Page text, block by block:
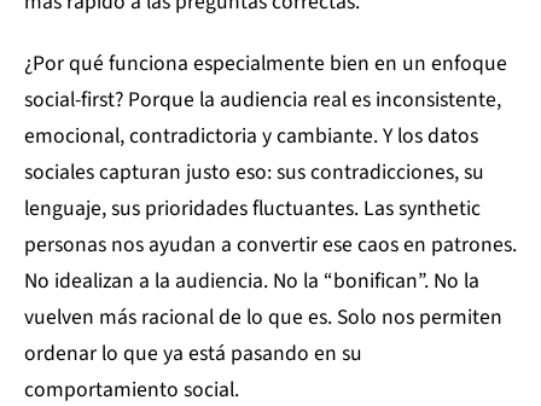
¿Por qué funciona especialmente bien en un enfoque
social-first? Porque la audiencia real es inconsistente,
emocional, contradictoria y cambiante. Y los datos
sociales capturan justo eso: sus contradicciones, su
lenguaje, sus prioridades fluctuantes. Las synthetic
personas nos ayudan a convertir ese caos en patrones.
No idealizan a la audiencia. No la “bonifican”. No la
vuelven más racional de lo que es. Solo nos permiten
ordenar lo que ya está pasando en su
comportamiento social.